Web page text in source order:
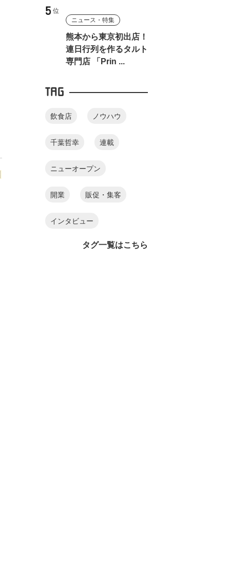
ニュース・特集
熊本から東京初出店！
連日行列を作るタルト
専門店 「Prin ...
TAG
飲食店 ノウハウ
千葉哲幸 連載
ニューオープン
開業 販促・集客
インタビュー
タグ一覧はこちら